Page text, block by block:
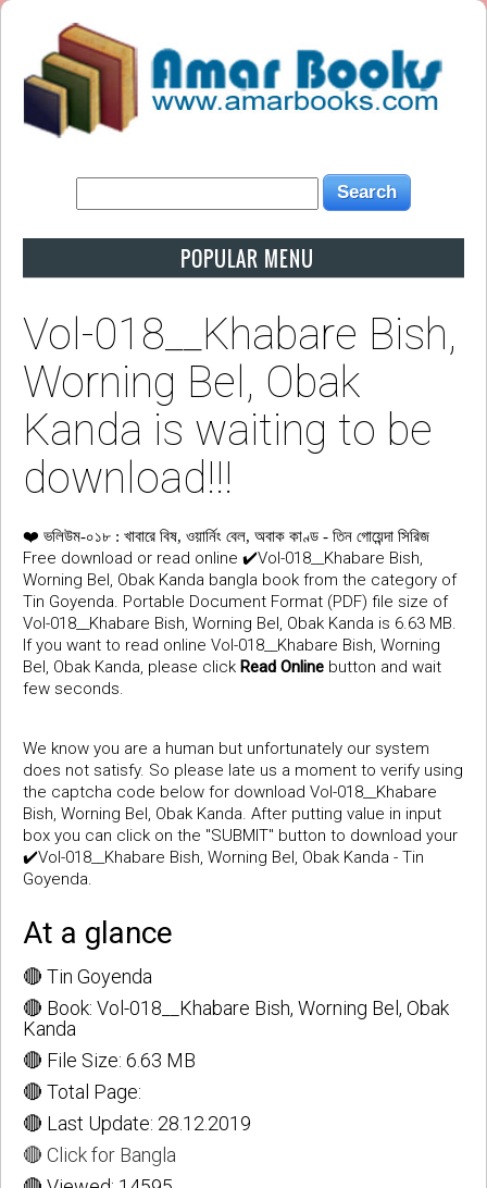
POPULAR MENU
Vol-018__Khabare Bish,
Worning Bel, Obak
Kanda is waiting to be
download!!!
❤️ ভলিউম-০১৮ : খাবারে বিষ, ওয়ার্নিং বেল, অবাক কাণ্ড - তিন গোয়েন্দা সিরিজ
Free download or read online ✔️Vol-018__Khabare Bish,
Worning Bel, Obak Kanda bangla book from the category of
Tin Goyenda. Portable Document Format (PDF) file size of
Vol-018__Khabare Bish, Worning Bel, Obak Kanda is 6.63 MB.
If you want to read online Vol-018__Khabare Bish, Worning
Bel, Obak Kanda, please click Read Online button and wait
few seconds.
We know you are a human but unfortunately our system
does not satisfy. So please late us a moment to verify using
the captcha code below for download Vol-018__Khabare
Bish, Worning Bel, Obak Kanda. After putting value in input
box you can click on the "SUBMIT" button to download your
✔️Vol-018__Khabare Bish, Worning Bel, Obak Kanda - Tin
Goyenda.
At a glance
🔴 Tin Goyenda
🔴 Book: Vol-018__Khabare Bish, Worning Bel, Obak
Kanda
🔴 File Size: 6.63 MB
🔴 Total Page:
🔴 Last Update: 28.12.2019
🔴 Click for Bangla